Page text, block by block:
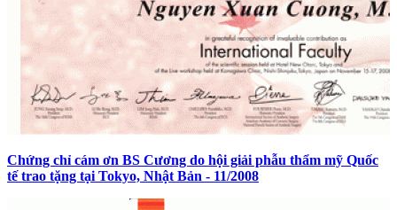
Chứng chỉ cám ơn BS Cương do hội giải phẫu thẩm mỹ Quốc
tế trao tặng tại Tokyo, Nhật Bản - 11/2008